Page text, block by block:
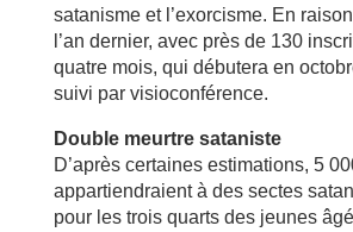
satanisme et l’exorcisme. En
l’an dernier, avec près de 130
quatre mois, qui débutera en
suivi par visioconférence.
Double meurtre sataniste
D’après certaines estimations, 5
appartiendraient à des sectes
pour les trois quarts des jeunes